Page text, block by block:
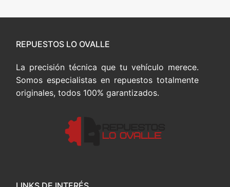
REPUESTOS LO OVALLE
La precisión técnica que tu vehículo merece.
Somos especialistas en repuestos totalmente
originales, todos 100% garantizados.